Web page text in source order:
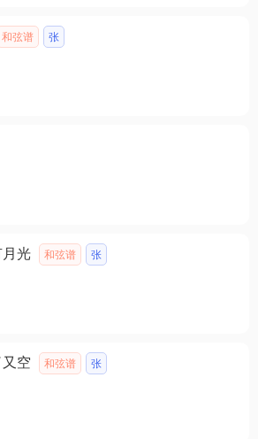
和弦谱 张
光 和弦谱 张
空 和弦谱 张